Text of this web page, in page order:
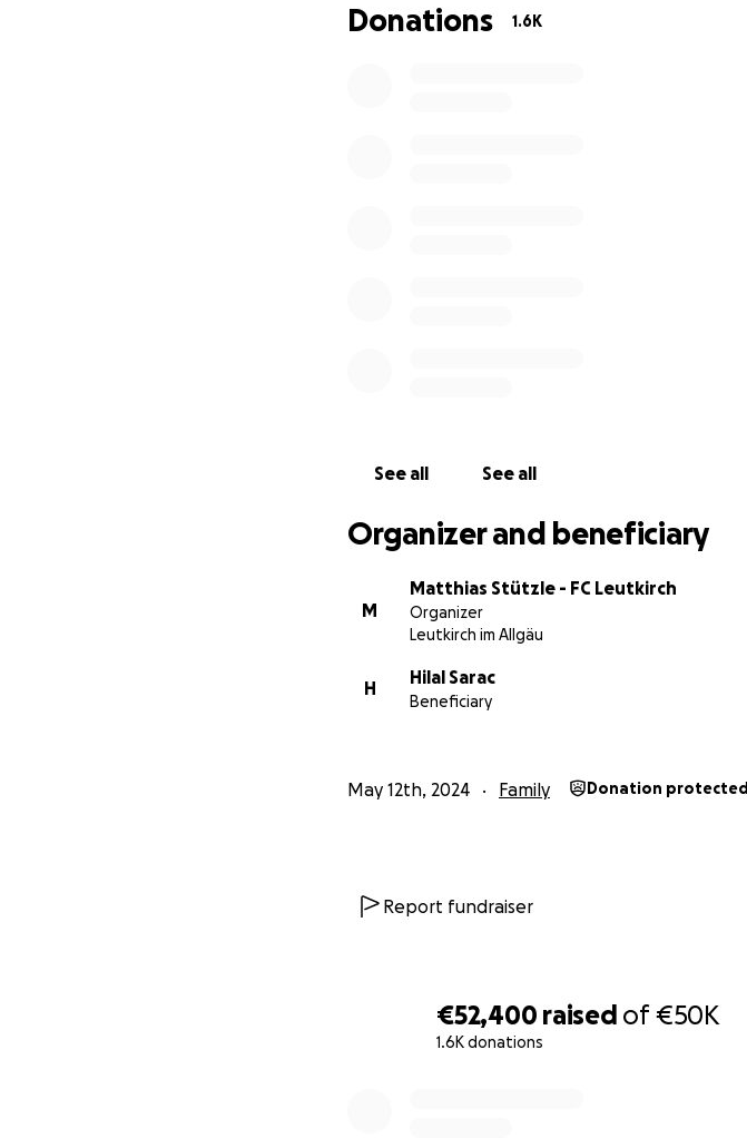
€52,400 raised of€50K
1.6K donations
Donations 1.6K
See all See all
Organizer and beneficiary
M
Matthias Stützle - FC Leutkirch
Organizer
Leutkirch im Allgäu
H
Hilal Sarac
Beneficiary
May 12th, 2024 Family Donation protected
Report fundraiser